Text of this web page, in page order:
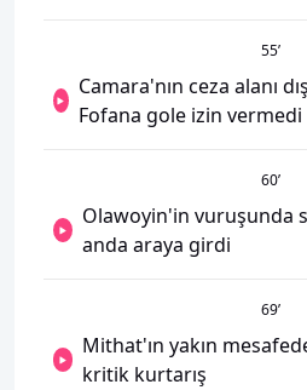
55’
Camara'nın ceza alanı
Fofana gole izin vermedi
60’
Olawoyin'in vuruşunda
anda araya girdi
69’
Mithat'ın yakın
kritik kurtarış